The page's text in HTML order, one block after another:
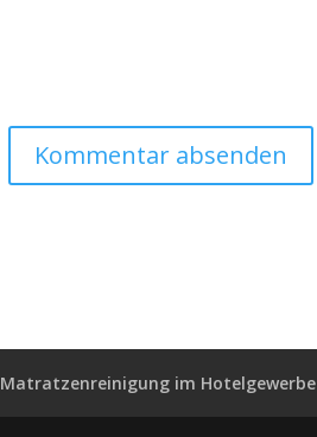
Matratzenreinigung im Hotelgewerbe